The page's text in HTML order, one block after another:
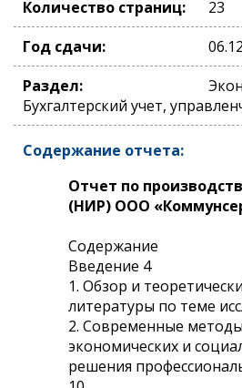
Количество страниц:
23
Год сдачи:
Раздел:
Бухгалтерский учет,
Содержание отчета:
Отчет по
(НИР) ООО
Содержание
Введение 4
1. Обзор и
литературы по теме
2. Современные
экономических и
решения